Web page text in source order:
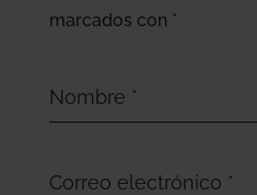
marcados con *